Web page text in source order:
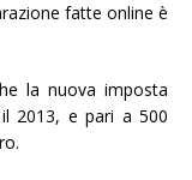
fatte online è
la nuova imposta
2013, e pari a 500